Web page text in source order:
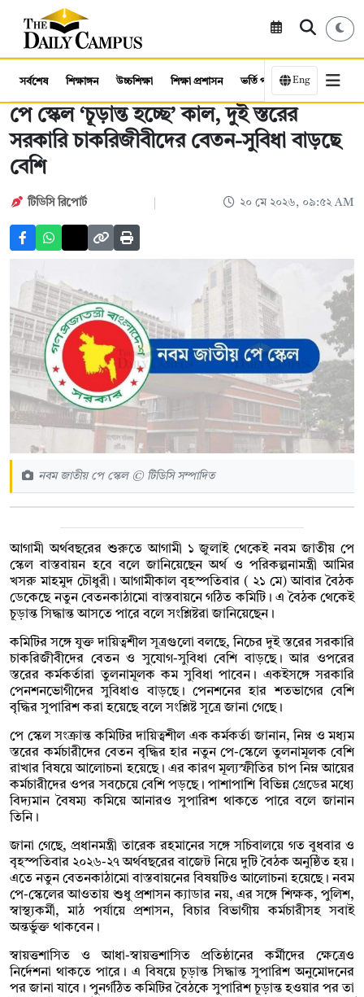
সর্বশেষ শিক্ষাঙ্গন উচ্চশিক্ষা শিক্ষা প্রশাসন ভর্তি পরীক্ষা কর্মসংস্থান
Eng
পে স্কেল ‘চূড়ান্ত হচ্ছে’ কাল, দুই স্তরের
সরকারি চাকরিজীবীদের বেতন-সুবিধা বাড়ছে
বেশি
টিডিসি রিপোর্ট ২০ মে ২০২৬, ০৯:৫২ AM
নবম জাতীয় পে স্কেল © টিডিসি সম্পাদিত
আগামী অর্থবছরের শুরুতে আগামী ১ জুলাই থেকেই নবম জাতীয় পে
স্কেল বাস্তবায়ন হবে বলে জানিয়েছেন অর্থ ও পরিকল্পনামন্ত্রী আমির
খসরু মাহমুদ চৌধুরী। আগামীকাল বৃহস্পতিবার ( ২১ মে) আবার বৈঠক
ডেকেছে নতুন বেতনকাঠামো বাস্তবায়নে গঠিত কমিটি। এ বৈঠক থেকেই
চূড়ান্ত সিদ্ধান্ত আসতে পারে বলে সংশ্লিষ্টরা জানিয়েছেন।
কমিটির সঙ্গে যুক্ত দায়িত্বশীল সূত্রগুলো বলছে, নিচের দুই স্তরের সরকারি
চাকরিজীবীদের বেতন ও সুযোগ-সুবিধা বেশি বাড়ছে। আর ওপরের
স্তরের কর্মকর্তারা তুলনামূলক কম সুবিধা পাবেন। একইসঙ্গে সরকারি
পেনশনভোগীদের সুবিধাও বাড়ছে। পেনশনের হার শতভাগের বেশি
বৃদ্ধির সুপারিশ করা হয়েছে বলে সংশ্লিষ্ট সূত্রে জানা গেছে।
পে স্কেল সংক্রান্ত কমিটির দায়িত্বশীল এক কর্মকর্তা জানান, নিম্ন ও মধ্যম
স্তরের কর্মচারীদের বেতন বৃদ্ধির হার নতুন পে-স্কেলে তুলনামূলক বেশি
রাখার বিষয়ে আলোচনা হয়েছে। এর কারণ মূল্যস্ফীতির চাপ নিম্ন আয়ের
কর্মচারীদের ওপর সবচেয়ে বেশি পড়ছে। পাশাপাশি বিভিন্ন গ্রেডের মধ্যে
বিদ্যমান বৈষম্য কমিয়ে আনারও সুপারিশ থাকতে পারে বলে জানান
তিনি।
জানা গেছে, প্রধানমন্ত্রী তারেক রহমানের সঙ্গে সচিবালয়ে গত বুধবার ও
বৃহস্পতিবার ২০২৬-২৭ অর্থবছরের বাজেট নিয়ে দুটি বৈঠক অনুষ্ঠিত হয়।
এতে নতুন বেতনকাঠামো বাস্তবায়নের বিষয়টিও আলোচনা হয়েছে। নবম
পে-স্কেলের আওতায় শুধু প্রশাসন ক্যাডার নয়, এর সঙ্গে শিক্ষক, পুলিশ,
স্বাস্থ্যকর্মী, মাঠ পর্যায়ে প্রশাসন, বিচার বিভাগীয় কর্মচারীসহ সবাই
অন্তর্ভুক্ত থাকবেন।
স্বায়ত্তশাসিত ও আধা-স্বায়ত্তশাসিত প্রতিষ্ঠানের কর্মীদের ক্ষেত্রেও
নির্দেশনা থাকতে পারে। এ বিষয়ে চূড়ান্ত সিদ্ধান্ত সুপারিশ অনুমোদনের
পর জানা যাবে। পুনর্গঠিত কমিটির বৈঠকে সুপারিশ চূড়ান্ত হওয়ার পর তা